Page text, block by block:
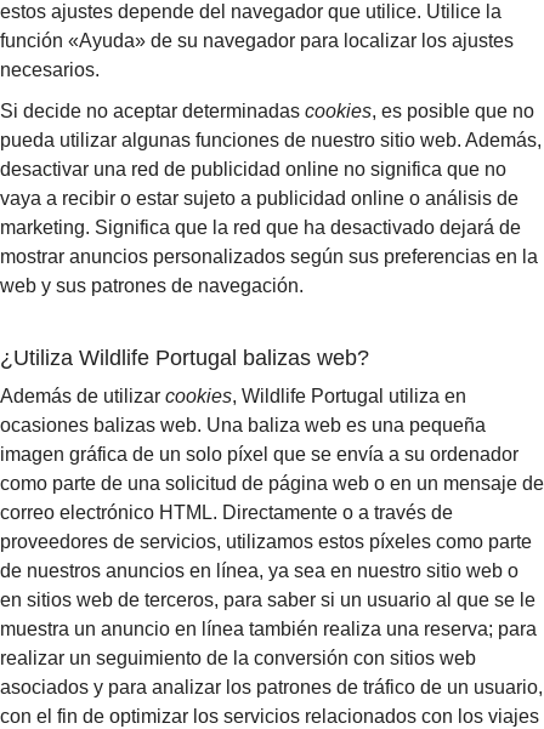
estos ajustes depende del navegador que utilice. Utilice la
función «Ayuda» de su navegador para localizar los ajustes
necesarios.
Si decide no aceptar determinadas cookies, es posible que no
pueda utilizar algunas funciones de nuestro sitio web. Además,
desactivar una red de publicidad online no significa que no
vaya a recibir o estar sujeto a publicidad online o análisis de
marketing. Significa que la red que ha desactivado dejará de
mostrar anuncios personalizados según sus preferencias en la
web y sus patrones de navegación.
¿Utiliza Wildlife Portugal balizas web?
Además de utilizar cookies, Wildlife Portugal utiliza en
ocasiones balizas web. Una baliza web es una pequeña
imagen gráfica de un solo píxel que se envía a su ordenador
como parte de una solicitud de página web o en un mensaje de
correo electrónico HTML. Directamente o a través de
proveedores de servicios, utilizamos estos píxeles como parte
de nuestros anuncios en línea, ya sea en nuestro sitio web o
en sitios web de terceros, para saber si un usuario al que se le
muestra un anuncio en línea también realiza una reserva; para
realizar un seguimiento de la conversión con sitios web
asociados y para analizar los patrones de tráfico de un usuario,
con el fin de optimizar los servicios relacionados con los viajes